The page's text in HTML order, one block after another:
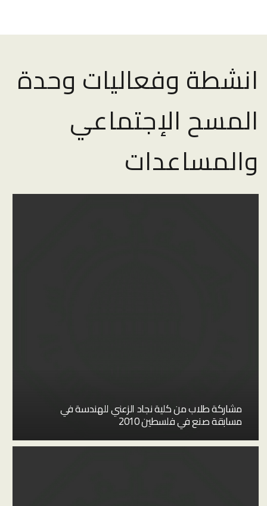
انشطة وفعاليات وحدة
المسح الإجتماعي
والمساعدات
مشاركة طلاب من كلية نجاد الزعني للهندسة في
مسابقة صنع في فلسطين 2010